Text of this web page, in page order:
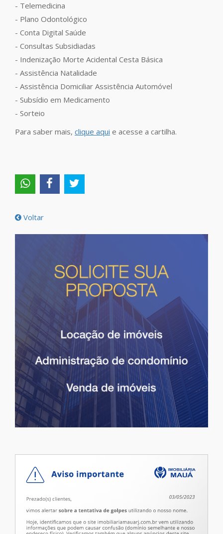
- Telemedicina
- Plano Odontológico
- Conta Digital Saúde
- Consultas Subsidiadas
- Indenização Morte Acidental Cesta Básica
- Assistência Natalidade
- Assistência Domiciliar Assistência Automóvel
- Subsídio em Medicamento
- Sorteio
Para saber mais, clique aqui e acesse a cartilha.
Voltar